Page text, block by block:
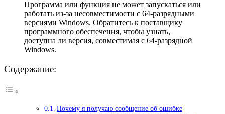
Программа или функция не может запускаться или
работать из-за несовместимости с 64-разрядными
версиями Windows. Обратитесь к поставщику
программного обеспечения, чтобы узнать,
доступна ли версия, совместимая с 64-разрядной
Windows.
Содержание:
Почему я получаю сообщение об ошибке